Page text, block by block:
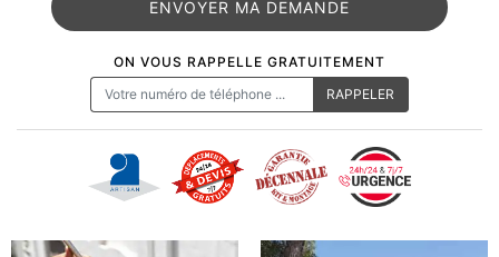
ON VOUS RAPPELLE GRATUITEMENT